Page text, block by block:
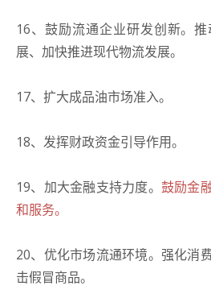
16、鼓励流通企业研发创新。
展、加快推进现代物流发展。
17、扩大成品油市场准入。
18、发挥财政资金引导作用。
19、加大金融支持力度。 鼓励金
和服务。
20、优化市场流通环境。强化消
击假冒商品。